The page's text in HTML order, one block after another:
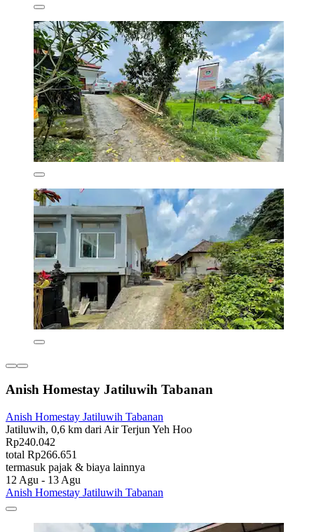
Anish Homestay Jatiluwih Tabanan
Anish Homestay Jatiluwih Tabanan
Jatiluwih, 0,6 km dari Air Terjun Yeh Hoo
Rp240.042
total Rp266.651
termasuk pajak & biaya lainnya
12 Agu - 13 Agu
Anish Homestay Jatiluwih Tabanan